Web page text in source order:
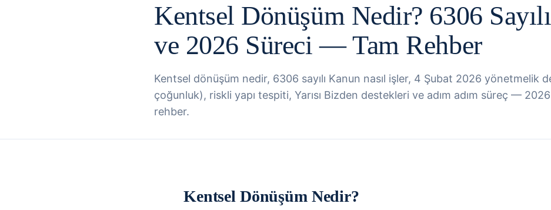
Kentsel Dönüşüm Nedir? 6306
ve 2026 Süreci — Tam Rehber
Kentsel dönüşüm nedir, 6306 sayılı Kanun nasıl işler, 4 Şubat 2026 yönetmelik
çoğunluk), riskli yapı tespiti, Yarısı Bizden destekleri ve adım adım süreç —
rehber.
Kentsel Dönüşüm Nedir?